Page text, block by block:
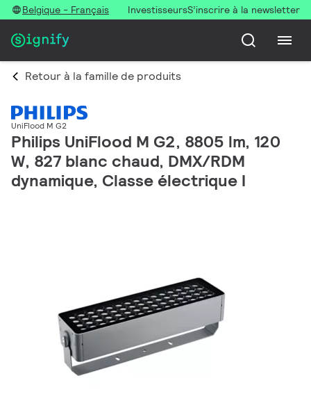
Belgique - Français InvestisseursS’inscrire à la newsletter
Retour à la famille de produits
UniFlood M G2
Philips UniFlood M G2, 8805 lm, 120
W, 827 blanc chaud, DMX/RDM
dynamique, Classe électrique I